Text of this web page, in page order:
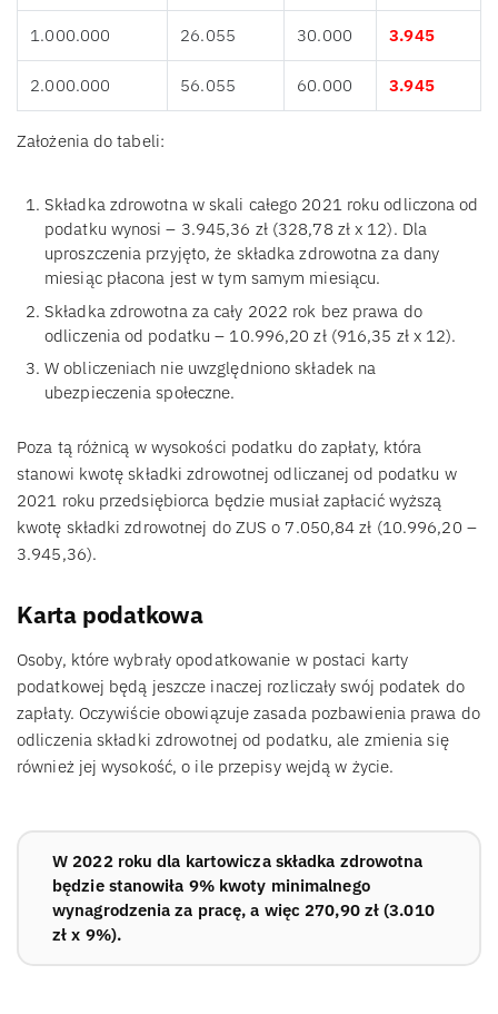
1.000.000 26.055 30.000 3.945
2.000.000 56.055 60.000 3.945
Założenia do tabeli:
Składka zdrowotna w skali całego 2021 roku odliczona od
podatku wynosi – 3.945,36 zł (328,78 zł x 12). Dla
uproszczenia przyjęto, że składka zdrowotna za dany
miesiąc płacona jest w tym samym miesiącu.
Składka zdrowotna za cały 2022 rok bez prawa do
odliczenia od podatku – 10.996,20 zł (916,35 zł x 12).
W obliczeniach nie uwzględniono składek na
ubezpieczenia społeczne.
Poza tą różnicą w wysokości podatku do zapłaty, która
stanowi kwotę składki zdrowotnej odliczanej od podatku w
2021 roku przedsiębiorca będzie musiał zapłacić wyższą
kwotę składki zdrowotnej do ZUS o 7.050,84 zł (10.996,20 –
3.945,36).
Karta podatkowa
Osoby, które wybrały opodatkowanie w postaci karty
podatkowej będą jeszcze inaczej rozliczały swój podatek do
zapłaty. Oczywiście obowiązuje zasada pozbawienia prawa do
odliczenia składki zdrowotnej od podatku, ale zmienia się
również jej wysokość, o ile przepisy wejdą w życie.
W 2022 roku dla kartowicza składka zdrowotna
będzie stanowiła 9% kwoty minimalnego
wynagrodzenia za pracę, a więc 270,90 zł (3.010
zł x 9%).